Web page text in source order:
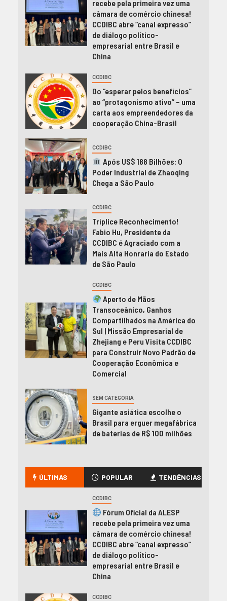
recebe pela primeira vez uma
câmara de comércio chinesa!
CCDIBC abre “canal expresso”
de diálogo político-
empresarial entre Brasil e
China
CCDIBC
Do “esperar pelos benefícios”
ao “protagonismo ativo” – uma
carta aos empreendedores da
cooperação China-Brasil
CCDIBC
Após US$ 188 Bilhões: O
Poder Industrial de Zhaoqing
Chega a São Paulo
CCDIBC
Tríplice Reconhecimento!
Fabio Hu, Presidente da
CCDIBC é Agraciado com a
Mais Alta Honraria do Estado
de São Paulo
CCDIBC
Aperto de Mãos
Transoceânico, Ganhos
Compartilhados na América do
Sul | Missão Empresarial de
Zhejiang e Peru Visita CCDIBC
para Construir Novo Padrão de
Cooperação Econômica e
Comercial
SEM CATEGORIA
Gigante asiática escolhe o
Brasil para erguer megafábrica
de baterias de R$ 100 milhões
ÚLTIMAS POPULAR TENDÊNCIAS
CCDIBC
Fórum Oficial da ALESP
recebe pela primeira vez uma
câmara de comércio chinesa!
CCDIBC abre “canal expresso”
de diálogo político-
empresarial entre Brasil e
China
CCDIBC